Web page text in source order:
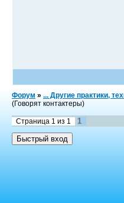
Форум » ... Другие практики,
(Говорят контактеры)
Страница 1 из 1 1